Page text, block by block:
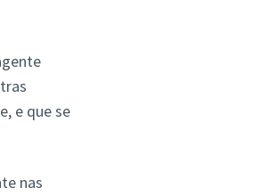
e que se
nas